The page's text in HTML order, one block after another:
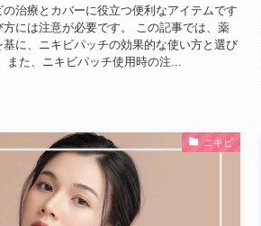
治療とカバーに役立つ便利なアイテムです
には注意が必要です。 この記事では、薬
に、ニキビパッチの効果的な使い方と選び
また、ニキビパッチ使用時の注...
ニキビ